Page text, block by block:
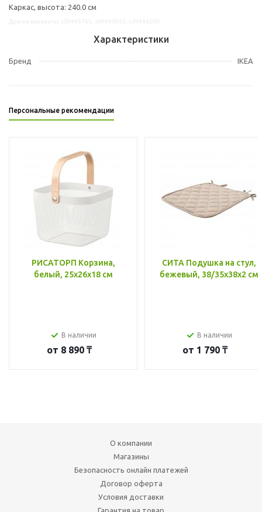
Каркас, высота: 240.0 см
Характеристики
Бренд IKEA
Персональные рекомендации
РИСАТОРП Корзина,
белый, 25x26x18 см
В наличии
от 8 890 ₸
СИТА Подушка на стул,
бежевый, 38/35x38x2 см
В наличии
от 1 790 ₸
О компании
Магазины
Безопасность онлайн платежей
Договор оферта
Условия доставки
Гарантия на товар